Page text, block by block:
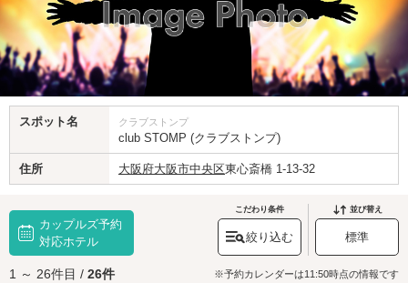
スポット名 クラブストンプ
club STOMP (クラブストンプ)
住所 大阪府大阪市中央区東心斎橋 1-13-32
カップルズ予約
対応ホテル
こだわり条件
絞り込む
並び替え
標準
1 ～ 26件目 / 26件 ※予約カレンダーは11:50時点の情報です